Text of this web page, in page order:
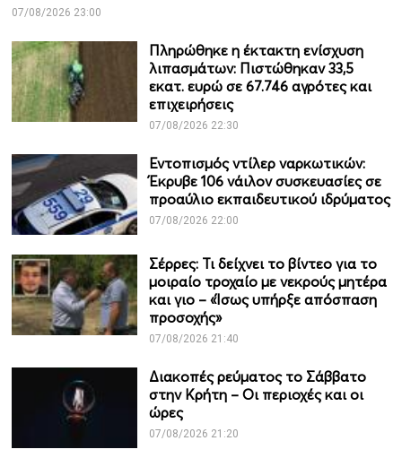
07/08/2026 23:00
Πληρώθηκε η έκτακτη ενίσχυση
λιπασμάτων: Πιστώθηκαν 33,5
εκατ. ευρώ σε 67.746 αγρότες και
επιχειρήσεις
07/08/2026 22:30
Εντοπισμός ντίλερ ναρκωτικών:
Έκρυβε 106 νάιλον συσκευασίες σε
προαύλιο εκπαιδευτικού ιδρύματος
07/08/2026 22:00
Σέρρες: Τι δείχνει το βίντεο για το
μοιραίο τροχαίο με νεκρούς μητέρα
και γιο – «Ίσως υπήρξε απόσπαση
προσοχής»
07/08/2026 21:40
Διακοπές ρεύματος το Σάββατο
στην Κρήτη – Οι περιοχές και οι
ώρες
07/08/2026 21:20